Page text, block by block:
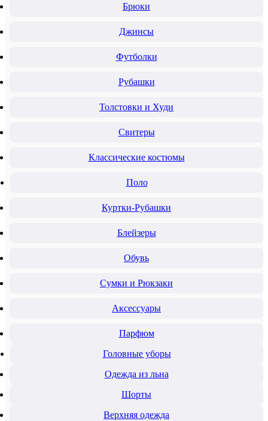
Брюки
Джинсы
Футболки
Рубашки
Толстовки и Худи
Свитеры
Классические костюмы
Поло
Куртки-Рубашки
Блейзеры
Обувь
Сумки и Рюкзаки
Аксессуары
Парфюм
Головные уборы
Одежда из льна
Шорты
Верхняя одежда